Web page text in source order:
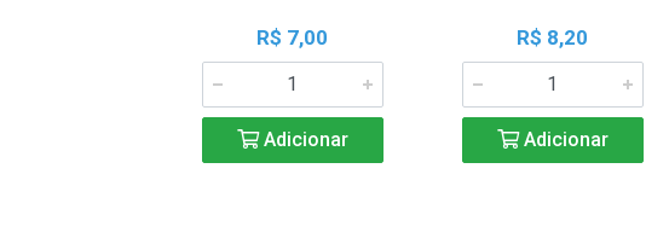
R$ 7,00
Adicionar
R$ 8,20
Adicionar